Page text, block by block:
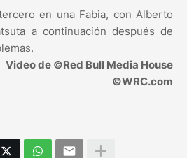
en una Fabia, con Alberto
a continuación después de
Video de ©Red Bull Media House
©WRC.com